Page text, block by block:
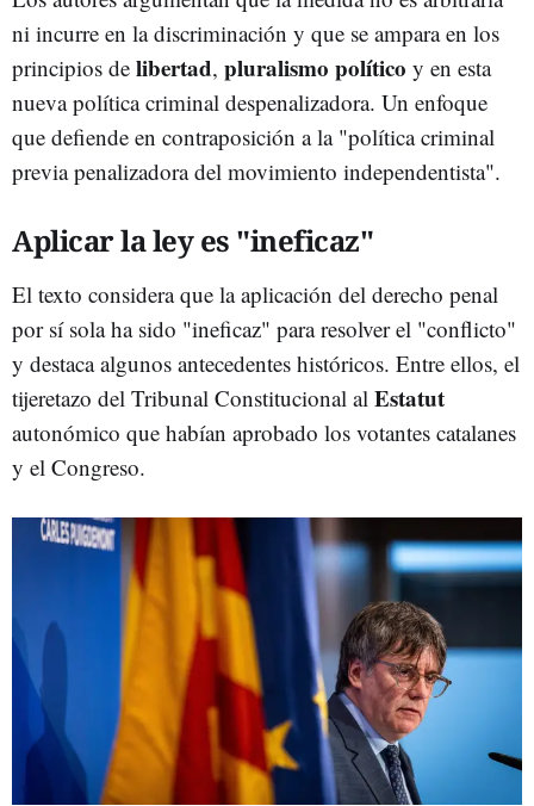
ni incurre en la discriminación y que se ampara en los
principios de libertad, pluralismo político y en esta
nueva política criminal despenalizadora. Un enfoque
que defiende en contraposición a la "política criminal
previa penalizadora del movimiento independentista".
Aplicar la ley es "ineficaz"
El texto considera que la aplicación del derecho penal
por sí sola ha sido "ineficaz" para resolver el "conflicto"
y destaca algunos antecedentes históricos. Entre ellos, el
tijeretazo del Tribunal Constitucional al Estatut
autonómico que habían aprobado los votantes catalanes
y el Congreso.